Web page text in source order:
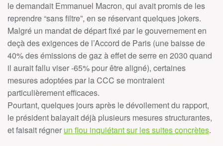
le demandait Emmanuel Macron, qui avait promis de les
reprendre “sans filtre”, en se réservant quelques jokers.
Malgré un mandat de départ fixé par le gouvernement en
deçà des exigences de l’Accord de Paris (une baisse de
40% des émissions de gaz à effet de serre en 2030 quand
il aurait fallu viser -65% pour être aligné), certaines
mesures adoptées par la CCC se montraient
particulièrement efficaces.
Pourtant, quelques jours après le dévoilement du rapport,
le président balayait déjà plusieurs mesures structurantes,
et faisait régner un flou inquiétant sur les suites concrètes.